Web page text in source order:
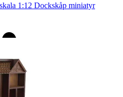
1:12 Dockskåp miniatyr